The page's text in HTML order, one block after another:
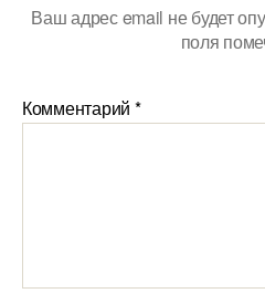
Ваш адрес email не будет
поля
Комментарий *